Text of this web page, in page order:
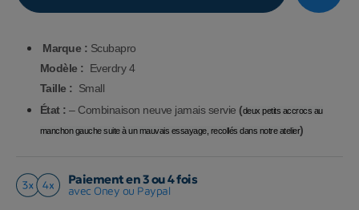
Marque : Scubapro
Modèle : Everdry 4
Taille : Small
État : – Combinaison neuve jamais servie(deux petits accrocs au
manchon gauche suite à un mauvais essayage, recollés dans notre atelier)
Paiement en 3 ou 4 fois
avec Oney ou Paypal